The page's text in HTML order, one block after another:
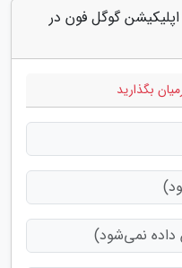
گوگل فون در
بگذارید